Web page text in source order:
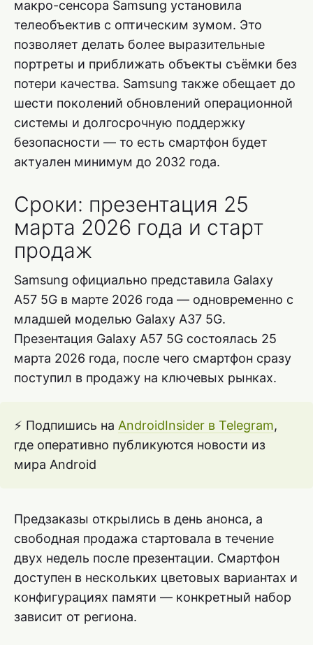
макро-сенсора Samsung установила
телеобъектив с оптическим зумом. Это
позволяет делать более выразительные
портреты и приближать объекты съёмки без
потери качества. Samsung также обещает до
шести поколений обновлений операционной
системы и долгосрочную поддержку
безопасности — то есть смартфон будет
актуален минимум до 2032 года.
Сроки: презентация 25
марта 2026 года и старт
продаж
Samsung официально представила Galaxy
A57 5G в марте 2026 года — одновременно с
младшей моделью Galaxy A37 5G.
Презентация Galaxy A57 5G состоялась 25
марта 2026 года, после чего смартфон сразу
поступил в продажу на ключевых рынках.
⚡ Подпишись на AndroidInsider в Telegram,
где оперативно публикуются новости из
мира Android
Предзаказы открылись в день анонса, а
свободная продажа стартовала в течение
двух недель после презентации. Смартфон
доступен в нескольких цветовых вариантах и
конфигурациях памяти — конкретный набор
зависит от региона.